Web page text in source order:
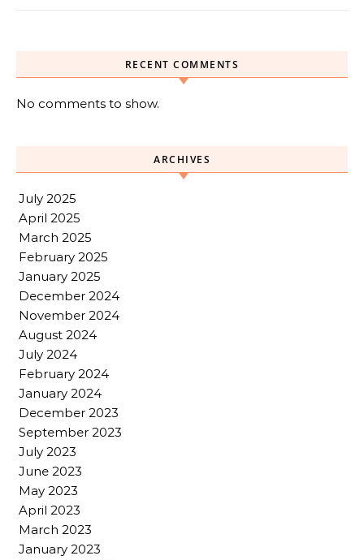
RECENT COMMENTS
No comments to show.
ARCHIVES
July 2025
April 2025
March 2025
February 2025
January 2025
December 2024
November 2024
August 2024
July 2024
February 2024
January 2024
December 2023
September 2023
July 2023
June 2023
May 2023
April 2023
March 2023
January 2023